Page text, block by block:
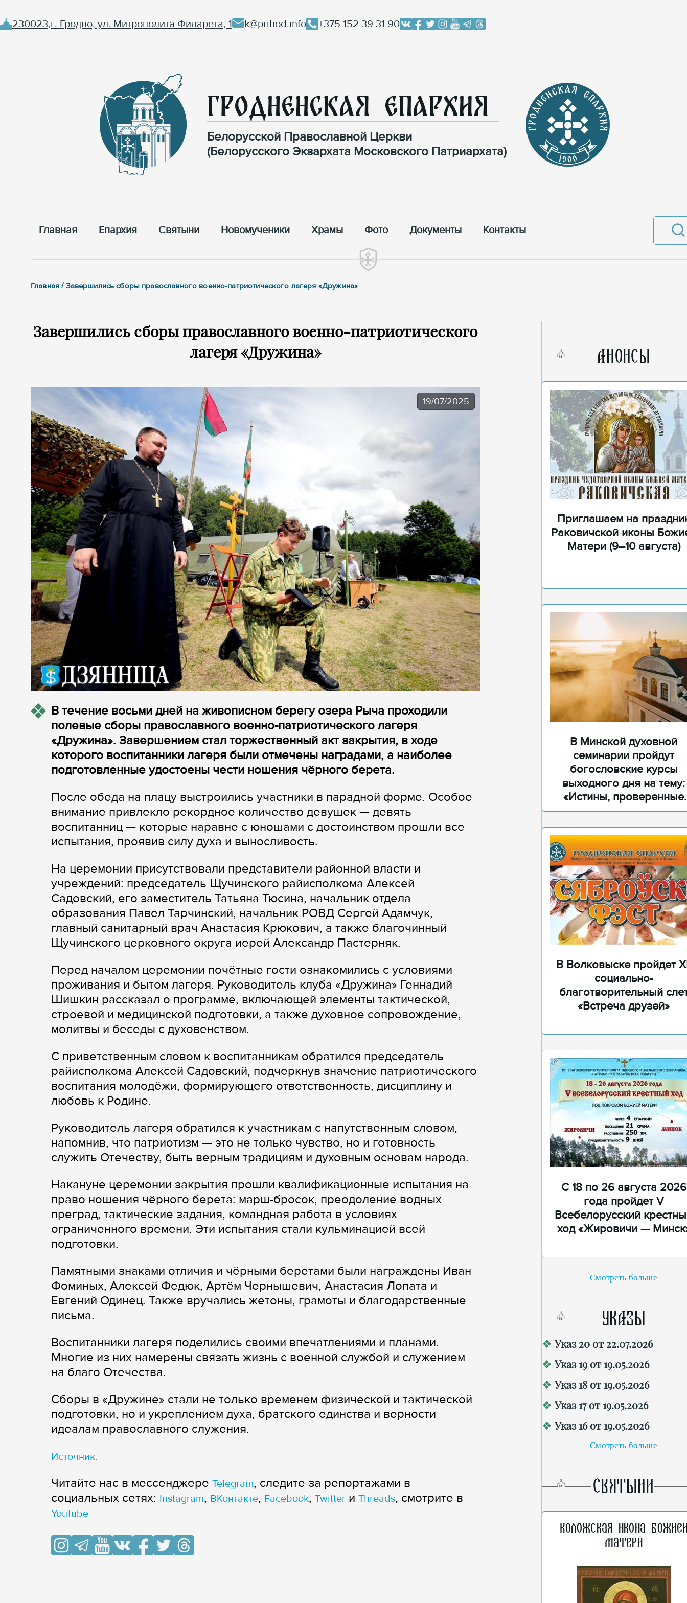
230023,г. Гродно, ул. Митрополита Филарета, 1 k@prihod.info +375 152 39 31 90
Гродненская Епархия
Белорусской Православной Церкви
(Белорусского Экзархата Московского Патриархата)
Главная Епархия Cвятыни Новомученики Храмы Фото Документы Контакты
Главная / Завершились сборы православного военно-патриотического лагеря «Дружина»
Завершились сборы православного военно-патриотического
лагеря «Дружина»
19/07/2025
В течение восьми дней на живописном берегу озера Рыча проходили
полевые сборы православного военно-патриотического лагеря
«Дружина». Завершением стал торжественный акт закрытия, в ходе
которого воспитанники лагеря были отмечены наградами, а наиболее
подготовленные удостоены чести ношения чёрного берета.
После обеда на плацу выстроились участники в парадной форме. Особое
внимание привлекло рекордное количество девушек — девять
воспитанниц — которые наравне с юношами с достоинством прошли все
испытания, проявив силу духа и выносливость.
На церемонии присутствовали представители районной власти и
учреждений: председатель Щучинского райисполкома Алексей
Садовский, его заместитель Татьяна Тюсина, начальник отдела
образования Павел Тарчинский, начальник РОВД Сергей Адамчук,
главный санитарный врач Анастасия Крюкович, а также благочинный
Щучинского церковного округа иерей Александр Пастерняк.
Перед началом церемонии почётные гости ознакомились с условиями
проживания и бытом лагеря. Руководитель клуба «Дружина» Геннадий
Шишкин рассказал о программе, включающей элементы тактической,
строевой и медицинской подготовки, а также духовное сопровождение,
молитвы и беседы с духовенством.
С приветственным словом к воспитанникам обратился председатель
райисполкома Алексей Садовский, подчеркнув значение патриотического
воспитания молодёжи, формирующего ответственность, дисциплину и
любовь к Родине.
Руководитель лагеря обратился к участникам с напутственным словом,
напомнив, что патриотизм — это не только чувство, но и готовность
служить Отечеству, быть верным традициям и духовным основам народа.
Накануне церемонии закрытия прошли квалификационные испытания на
право ношения чёрного берета: марш-бросок, преодоление водных
преград, тактические задания, командная работа в условиях
ограниченного времени. Эти испытания стали кульминацией всей
подготовки.
Памятными знаками отличия и чёрными беретами были награждены Иван
Фоминых, Алексей Федюк, Артём Чернышевич, Анастасия Лопата и
Евгений Одинец. Также вручались жетоны, грамоты и благодарственные
письма.
Воспитанники лагеря поделились своими впечатлениями и планами.
Многие из них намерены связать жизнь с военной службой и служением
на благо Отечества.
Сборы в «Дружине» стали не только временем физической и тактической
подготовки, но и укреплением духа, братского единства и верности
идеалам православного служения.
Источник.
Читайте нас в мессенджере Telegram, следите за репортажами в
cоциальных сетях: Instagram, ВКонтакте, Facebook, Twitter и Threads, смотрите в
YouTube
AНОНСЫ
Приглашаем на
Раковичской иконы
Матери (9–10 августа)
В Минской духовной
семинарии пройдут
богословские курсы
выходного дня на тему:
«Истины, проверенные
временем»
В Волковыске пройдет
социально-
благотворительный
«Встреча друзей»
С 18 по 26 августа 2026
года пройдет V
Всебелорусский
ход «Жировичи —
Смотреть больше
УКАЗЫ
Указ 20 от 22.07.2026
Указ 19 от 19.05.2026
Указ 18 от 19.05.2026
Указ 17 от 19.05.2026
Указ 16 от 19.05.2026
Смотреть больше
СВЯТЫНИ
Коложская икона
Матери